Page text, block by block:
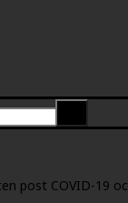
post COVID-19